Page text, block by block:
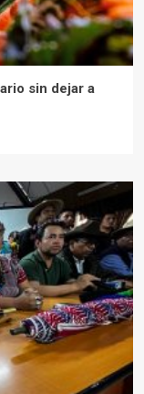
sin dejar a